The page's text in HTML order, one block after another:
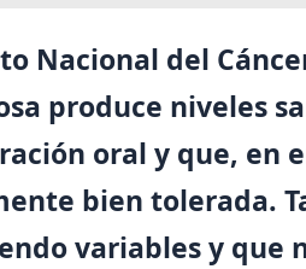
Nacional del
produce niveles
oral y que, en
bien tolerada.
variables y que